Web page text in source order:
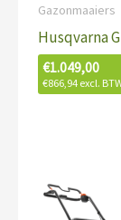
Gazonmaaiers
Husqvarna
€1.049,00
€866,94 excl.